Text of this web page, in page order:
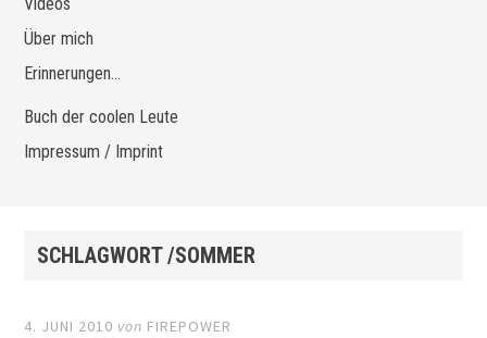
Über mich
Erinnerungen…
Buch der coolen Leute
Impressum / Imprint
SCHLAGWORT /SOMMER
4. JUNI 2010 von FIREPOWER